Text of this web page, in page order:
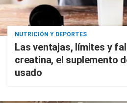
NUTRICIÓN Y DEPORTES
Las ventajas, límites y
creatina, el suplemento
usado